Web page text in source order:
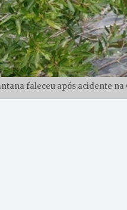
faleceu após acidente